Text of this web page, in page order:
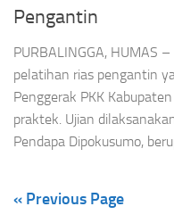
Pengantin
PURBALINGGA, HUMAS
pelatihan rias pengantin
Penggerak PKK
praktek. Ujian
Pendapa Dipokusumo,
« Previous Page